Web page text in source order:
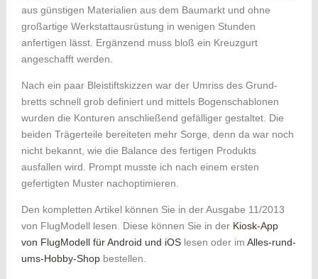
aus günstigen Materialien aus dem Baumarkt und ohne
großartige Werkstattausrüstung in wenigen Stunden
anfertigen lässt. Ergänzend muss bloß ein Kreuzgurt
angeschafft werden.
Nach ein paar Bleistiftskizzen war der Umriss des Grund­
bretts schnell grob definiert und mittels Bogenschablonen
wurden die Konturen anschließend gefälliger gestaltet. Die
beiden Trägerteile bereiteten mehr Sorge, denn da war noch
nicht bekannt, wie die Balance des fertigen Produkts
ausfallen wird. Prompt musste ich nach einem ersten
gefertigten Muster nachoptimieren.
Den kompletten Artikel können Sie in der Ausgabe 11/2013
von FlugModell lesen. Diese können Sie in der Kiosk-App
von FlugModell für Android und iOS lesen oder imAlles-rund-
ums-Hobby-Shop bestellen.